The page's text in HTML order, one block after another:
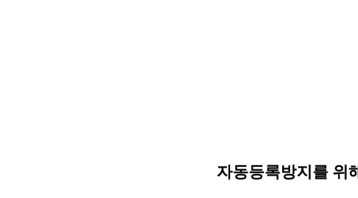
자동등록방지를 위